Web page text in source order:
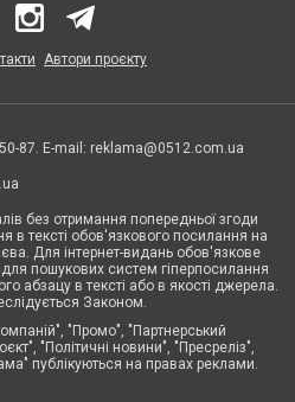
Автори проєкту
87. E-mail: reklama@0512.com.ua
без отримання попередньої згоди
в тексті обов'язкового посилання на
Для інтернет-видань обов'язкове
пошукових систем гіперпосилання
абзацу в тексті або в якості джерела.
Законом.
"Промо", "Партнерський
"Політичні новини", "Пресреліз",
публікуються на правах реклами.